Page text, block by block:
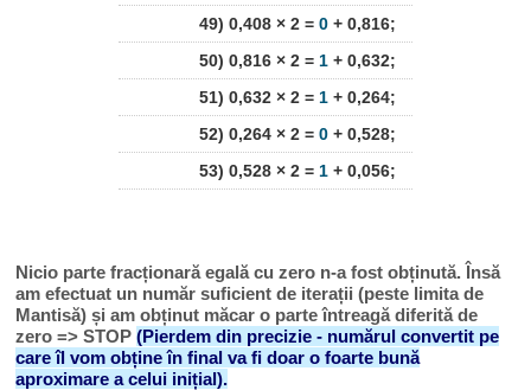
49) 0,408 × 2 = 0 + 0,816;
50) 0,816 × 2 = 1 + 0,632;
51) 0,632 × 2 = 1 + 0,264;
52) 0,264 × 2 = 0 + 0,528;
53) 0,528 × 2 = 1 + 0,056;
Nicio parte fracționară egală cu zero n-a fost obținută. Însă
am efectuat un număr suficient de iterații (peste limita de
Mantisă) și am obținut măcar o parte întreagă diferită de
zero => STOP(Pierdem din precizie - numărul convertit pe
care îl vom obține în final va fi doar o foarte bună
aproximare a celui inițial).